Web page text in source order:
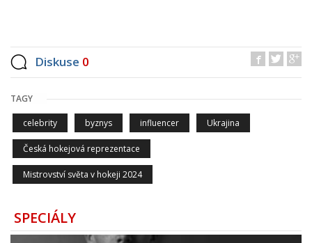
Diskuse 0
TAGY
celebrity byznys influencer Ukrajina
Česká hokejová reprezentace
Mistrovství světa v hokeji 2024
SPECIÁLY